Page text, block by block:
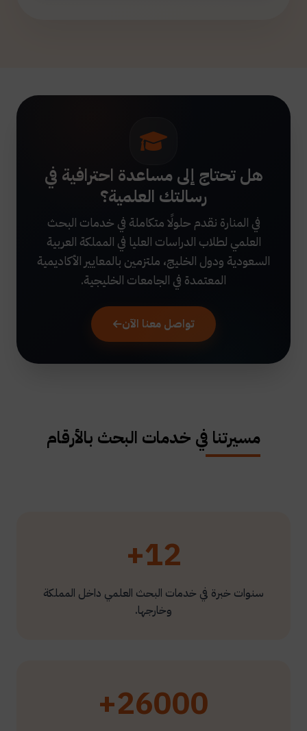
هل تحتاج إلى مساعدة احترافية في
رسالتك العلمية؟
في المنارة نقدم حلولًا متكاملة في خدمات البحث
العلمي لطلاب الدراسات العليا في المملكة العربية
السعودية ودول الخليج، ملتزمين بالمعايير الأكاديمية
المعتمدة في الجامعات الخليجية.
تواصل معنا الآن
مسيرتنا في خدمات البحث بالأرقام
12+
سنوات خبرة في خدمات البحث العلمي داخل المملكة
وخارجها.
26000+